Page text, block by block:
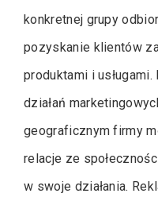
konkretnej grupy
pozyskanie klientów
produktami i
działań
geograficznym firmy
relacje ze
w swoje działania.